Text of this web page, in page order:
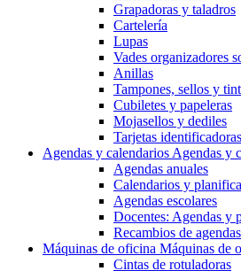
Grapadoras y taladros
Cartelería
Lupas
Vades organizadores
Anillas
Tampones, sellos y
Cubiletes y papeleras
Mojasellos y dediles
Tarjetas identificadoras
Agendas y calendarios Agendas y
Agendas anuales
Calendarios y
Agendas escolares
Docentes: Agendas y
Recambios de
Máquinas de oficina Máquinas de
Cintas de rotuladoras